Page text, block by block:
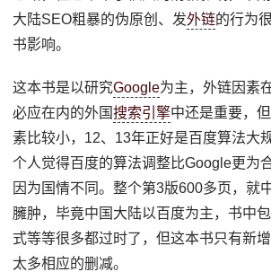
大陆SEO粗暴的伪原创、发外链的行为
书影响。
这本书是以研究Google为主，外链因素
必应在内的外国搜索引擎中还是重要，
素比较小，12、13年正好是百度算法大
个人觉得百度的算法调整比Google更为
因为国情不同。整个第3版600多页，就
臃肿，毕竟中国大陆以百度为主，书中
式等等很多都过时了，但这本书只有新
太多相应的删减。